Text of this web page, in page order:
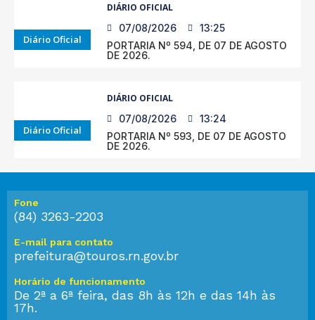
Diário Oficial
DIÁRIO OFICIAL
07/08/2026
13:25
PORTARIA Nº 594, DE 07 DE AGOSTO
DE 2026.
Diário Oficial
DIÁRIO OFICIAL
07/08/2026
13:24
PORTARIA Nº 593, DE 07 DE AGOSTO
DE 2026.
Fone
(84) 3263-2203
E-mail para contato
prefeitura@touros.rn.gov.br
Horário de funcionamento
De 2ª a 6ª feira, das 8h às 12h e das 14h às
17h.